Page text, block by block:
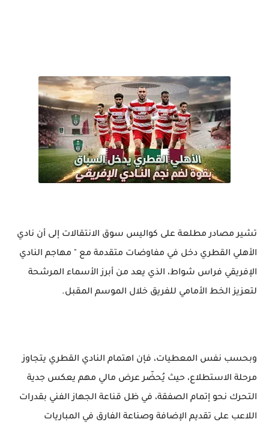
تشير مصادر مطلعة على كواليس سوق الانتقالات إلى أن نادي
الأهلي القطري دخل في مفاوضات متقدمة مع " مهاجم النادي
الإفريقي فراس شواط، الذي يعد من أبرز الأسماء المرشحة
لتعزيز الخط الأمامي للفريق خلال الموسم المقبل.
وبحسب نفس المعطيات، فإن اهتمام النادي القطري يتجاوز
مرحلة الاستطلاع، حيث يُحضّر عرض مالي مهم يعكس جدية
التحرك نحو إتمام الصفقة، في ظل قناعة الجهاز الفني بقدرات
اللاعب على تقديم الإضافة وصناعة الفارق في المباريات